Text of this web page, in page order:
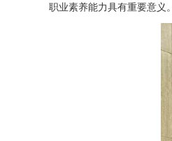
职业素养能力具有重要意义。